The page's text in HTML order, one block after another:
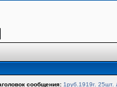
сообщения: 1руб.1919г. 25шт.